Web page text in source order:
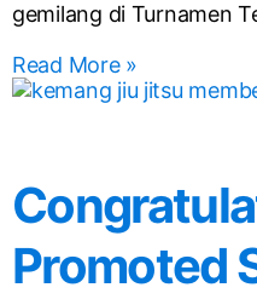
gemilang di Turnamen
Read More »
Promoted